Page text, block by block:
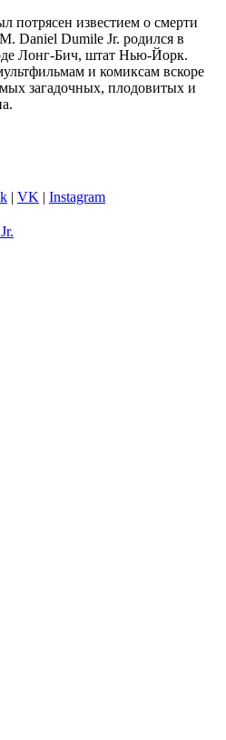
потрясен известием о смерти
Daniel Dumile Jr. родился в
Лонг-Бич, штат Нью-Йорк.
и комиксам вскоре
загадочных, плодовитых и
| VK | Instagram